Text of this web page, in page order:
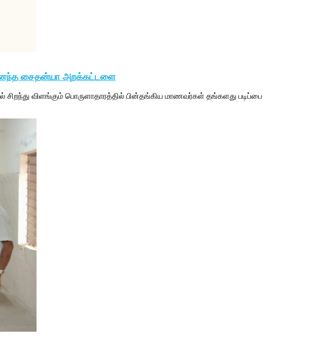
சைதன்யா அறக்கட்டளை
விளங்கும் பொருளாதாரத்தில் பின்தங்கிய மாணவர்கள் தங்களது படிப்பை